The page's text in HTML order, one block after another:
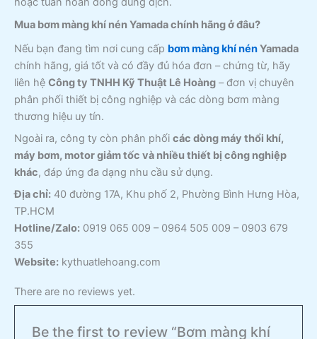
Mua bơm màng khí nén Yamada chính hãng ở đâu?
Nếu bạn đang tìm nơi cung cấp bơm màng khí nénYamada
chính hãng, giá tốt và có đầy đủ hóa đơn – chứng từ, hãy
liên hệ Công ty TNHH Kỹ Thuật Lê Hoàng – đơn vị chuyên
phân phối thiết bị công nghiệp và các dòng bơm màng
thương hiệu uy tín.
Ngoài ra, công ty còn phân phối các dòng máy thổi khí,
máy bơm, motor giảm tốc và nhiều thiết bị công nghiệp
khác, đáp ứng đa dạng nhu cầu sử dụng.
Địa chỉ: 40 đường 17A, Khu phố 2, Phường Bình Hưng Hòa,
TP.HCM
Hotline/Zalo: 0919 065 009 – 0964 505 009 – 0903 679
355
Website: kythuatlehoang.com
There are no reviews yet.
Be the first to review “Bơm màng khí